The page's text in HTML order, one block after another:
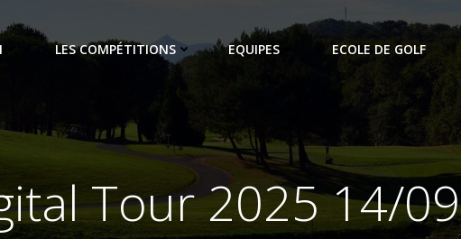
LES COMPÉTITIONS EQUIPES ECOLE DE GOLF
Tour 2025 14/09